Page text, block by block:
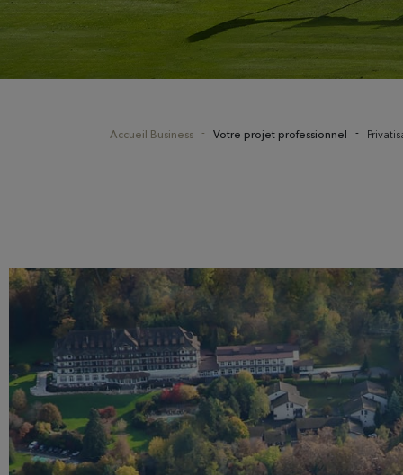
Accueil Business Votre projet professionnel